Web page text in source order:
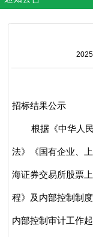
招标结果公示
根据《中华人
法》《国有企业、
海证券交易所股票
程》及内部控制制
内部控制审计工作